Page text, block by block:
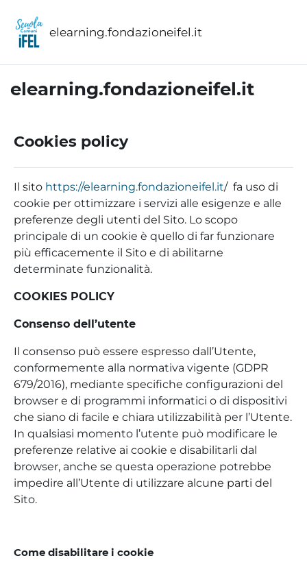
elearning.fondazioneifel.it
elearning.fondazioneifel.it
Cookies policy
Il sito https://elearning.fondazioneifel.it/ fa uso di
cookie per ottimizzare i servizi alle esigenze e alle
preferenze degli utenti del Sito. Lo scopo
principale di un cookie è quello di far funzionare
più efficacemente il Sito e di abilitarne
determinate funzionalità.
COOKIES POLICY
Consenso dell’utente
Il consenso può essere espresso dall’Utente,
conformemente alla normativa vigente (GDPR
679/2016), mediante specifiche configurazioni del
browser e di programmi informatici o di dispositivi
che siano di facile e chiara utilizzabilità per l’Utente.
In qualsiasi momento l’utente può modificare le
preferenze relative ai cookie e disabilitarli dal
browser, anche se questa operazione potrebbe
impedire all’Utente di utilizzare alcune parti del
Sito.
Come disabilitare i cookie